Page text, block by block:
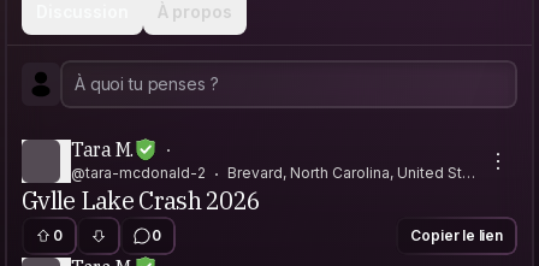
À propos
Tara M.
@tara-mcdonald-2
Brevard, North Carolina, United Stat
es
Gvlle Lake Crash 2026
0 0 Copier le lien